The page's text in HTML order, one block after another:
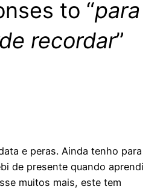
to “para
recordar”
e peras. Ainda tenho para
de presente quando aprendi
muitos mais, este tem